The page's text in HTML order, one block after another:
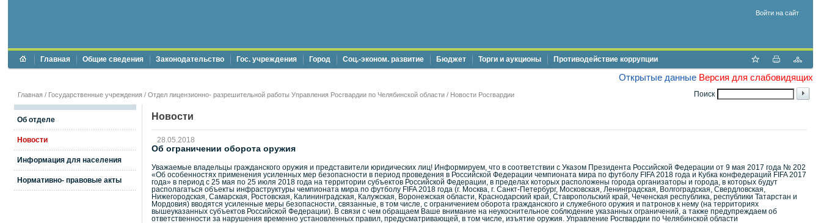
Войти на сайт
Главная Общие сведения Законодательство Гос. учреждения Город Соц.-эконом. развитие Бюджет Торги и аукционы Противодействие коррупции
Открытые данные Версия для слабовидящих
Поиск
Главная / Государственные учреждения / Отдел лицензионно- разрешительной работы Управления Росгвардии по Челябинской области / Новости Росгвардии
Об отделе
Новости
Информация для населения
Нормативно- правовые акты
Новости
28.05.2018
Об ограничении оборота оружия
Уважаемые владельцы гражданского оружия и представители юридических лиц! Информируем, что в соответствии с Указом Президента Российской Федерации от 9 мая 2017 года № 202
«Об особенностях применения усиленных мер безопасности в период проведения в Российской Федерации чемпионата мира по футболу FIFA 2018 года и Кубка конфедераций FIFA 2017
года» в период с 25 мая по 25 июля 2018 года на территории субъектов Российской Федерации, в пределах которых расположены города организаторы и города, в которых будут
располагаться объекты инфраструктуры чемпионата мира по футболу FIFA 2018 года (г. Москва, г. Санкт-Петербург, Московская, Ленинградская, Волгоградская, Свердловская,
Нижегородская, Самарская, Ростовская, Калининградская, Калужская, Воронежская области, Краснодарский край, Ставропольский край, Чеченская республика, республики Татарстан и
Мордовия) вводятся усиленные меры безопасности, связанные, в том числе, с ограничением оборота гражданского и служебного оружия и патронов к нему (на территориях
вышеуказанных субъектов Российской Федерации). В связи с чем обращаем Ваше внимание на неукоснительное соблюдение указанных ограничений, а также предупреждаем об
ответственности за нарушения временно установленных правил, предусматривающей, в том числе, изъятие оружия. Управление Росгвардии по Челябинской области